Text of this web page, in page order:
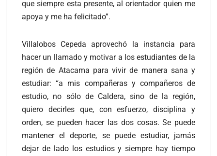
que siempre esta presente, al orientador quien me
apoya y me ha felicitado”.
Villalobos Cepeda aprovechó la instancia para
hacer un llamado y motivar a los estudiantes de la
región de Atacama para vivir de manera sana y
estudiar: “a mis compañeras y compañeros de
estudio, no sólo de Caldera, sino de la región,
quiero decirles que, con esfuerzo, disciplina y
orden, se pueden hacer las dos cosas. Se puede
mantener el deporte, se puede estudiar, jamás
dejar de lado los estudios y siempre hay tiempo